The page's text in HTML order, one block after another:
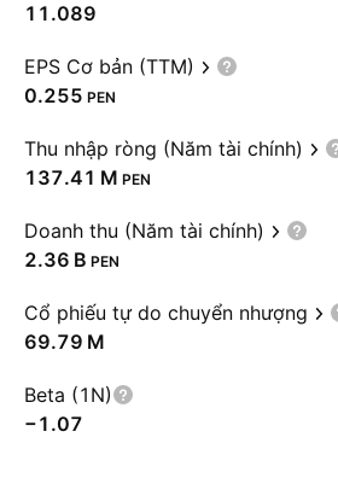
11.089
EPS Cơ bản (TTM)
0.255 PEN
Thu nhập ròng (Năm tài chính)
‪137.41 M‬ PEN
Doanh thu (Năm tài chính)
‪2.36 B‬ PEN
Cổ phiếu tự do chuyển nhượng
‪69.79 M‬
Beta (1N)
−1.07